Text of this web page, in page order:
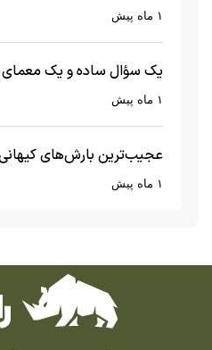
عجیبی که در بدن اتفاق۱ ماه پیش
یک سؤال ساده و یک معمای
بیگ‌بنگ و آغاز جهان چه۱ ماه پیش
عجیب‌ترین بارش‌های
گران‌قیمت تا بارش آهن و۱ ماه پیش